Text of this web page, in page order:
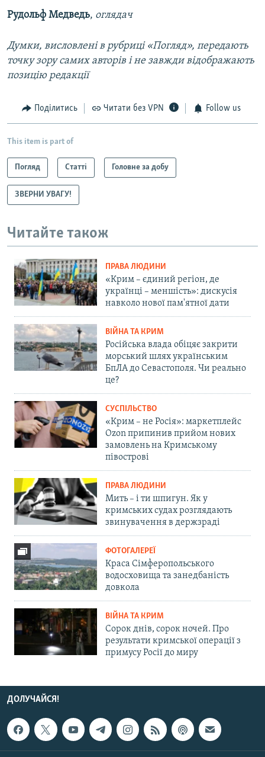
Рудольф Медведь, оглядач
Думки, висловлені в рубриці «Погляд», передають
точку зору самих авторів і не завжди відображають
позицію редакції
Поділитись Читати без VPN Follow us
This item is part of
Погляд Статті Головне за добу
ЗВЕРНИ УВАГУ!
Читайте також
ПРАВА ЛЮДИНИ
«Крим – єдиний регіон, де
українці – меншість»: дискусія
навколо нової пам'ятної дати
ВІЙНА ТА КРИМ
Російська влада обіцяє закрити
морський шлях українським
БпЛА до Севастополя. Чи реально
це?
СУСПІЛЬСТВО
«Крим – не Росія»: маркетплейс
Ozon припинив прийом нових
замовлень на Кримському
півострові
ПРАВА ЛЮДИНИ
Мить – і ти шпигун. Як у
кримських судах розглядають
звинувачення в держзраді
ФОТОГАЛЕРЕЇ
Краса Сімферопольського
водосховища та занедбаність
довкола
ВІЙНА ТА КРИМ
Сорок днів, сорок ночей. Про
результати кримської операції з
примусу Росії до миру
ДОЛУЧАЙСЯ!